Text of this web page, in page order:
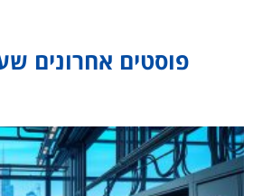
פוסטים אחרונים